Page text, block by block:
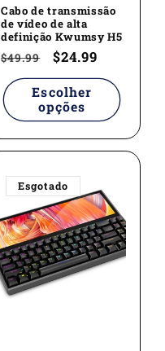
Cabo de transmissão
de vídeo de alta
definição Kwumsy H5
Preço
normal
$49.99
Preço
promocional
$24.99
Escolher
opções
Esgotado